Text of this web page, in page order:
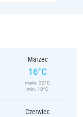
Marzec
16°C
maks. 22°C
min. 10°C
Czerwiec